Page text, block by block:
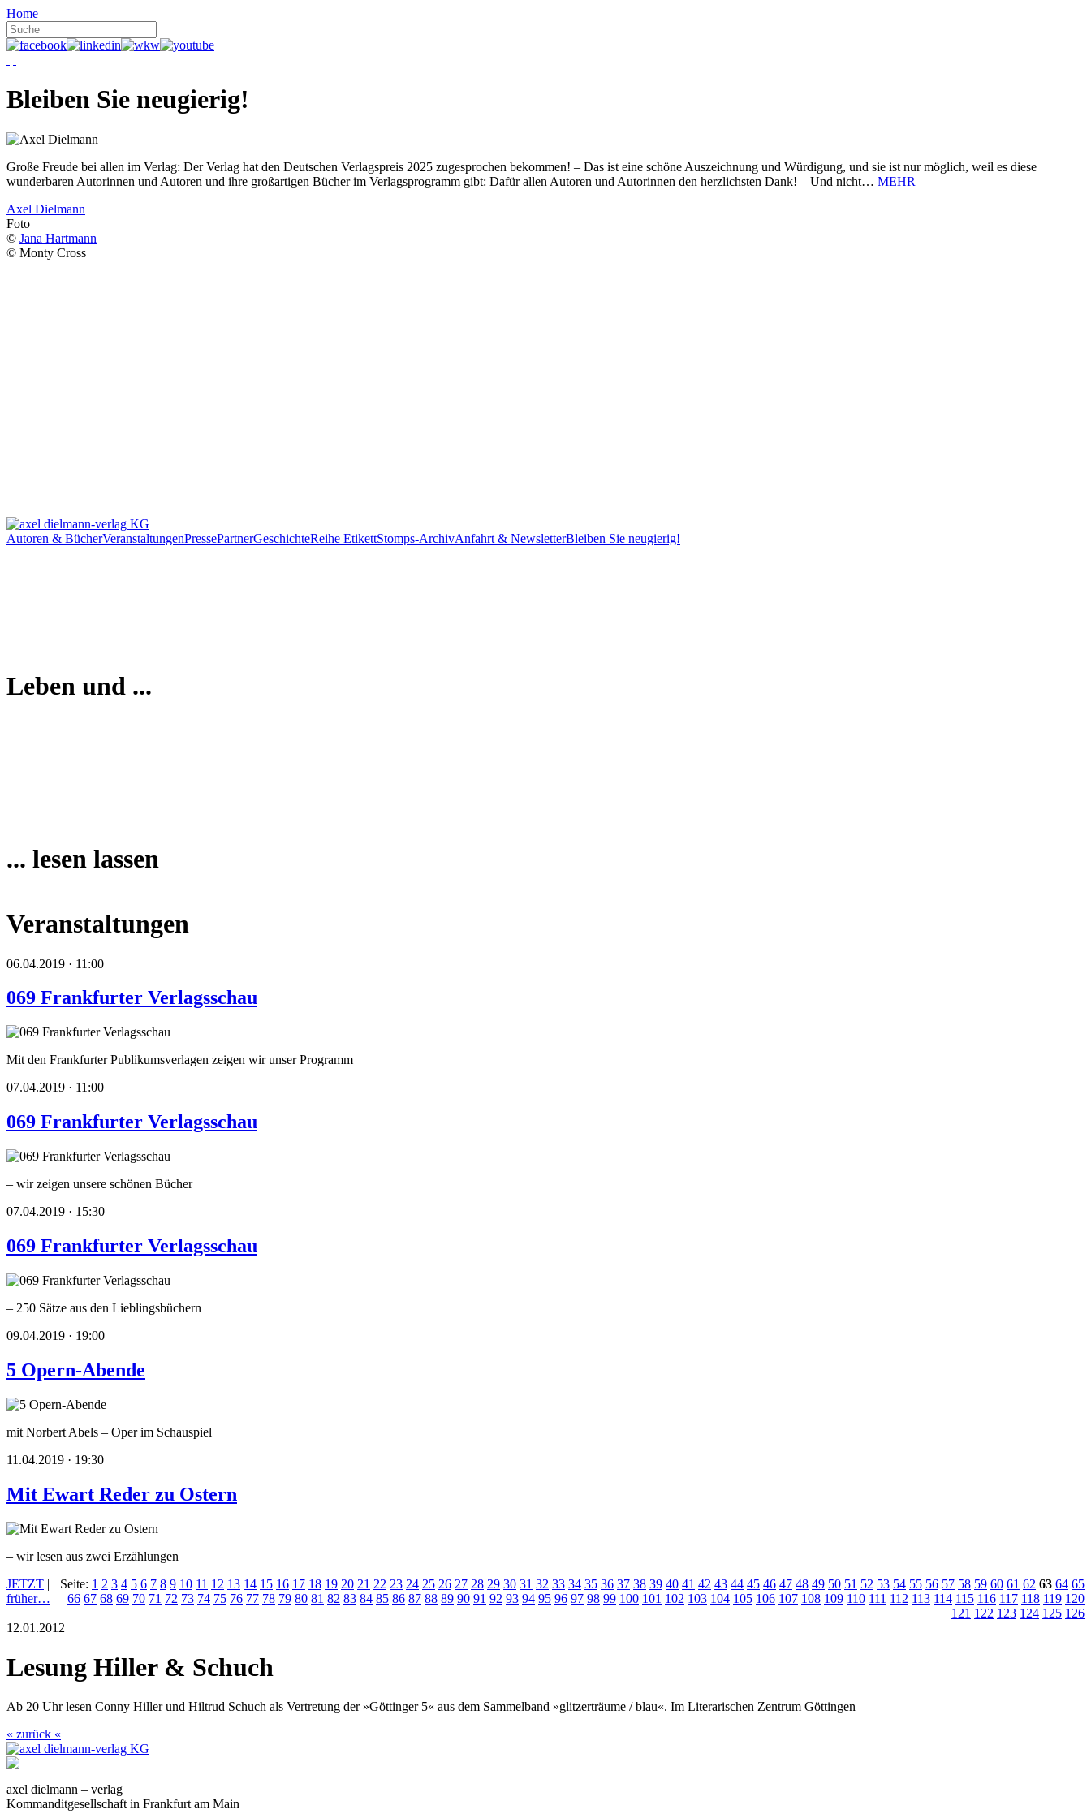
Home
Bleiben Sie neugierig!
Große Freude bei allen im Verlag: Der Verlag hat den Deutschen Verlagspreis 2025 zugesprochen bekommen! – Das ist eine schöne Auszeichnung und Würdigung, und sie ist nur möglich, weil es diese
wunderbaren Autorinnen und Autoren und ihre großartigen Bücher im Verlagsprogramm gibt: Dafür allen Autoren und Autorinnen den herzlichsten Dank! – Und nicht… MEHR
Axel Dielmann
Foto
© Jana Hartmann
© Monty Cross
Autoren & BücherVeranstaltungenPressePartnerGeschichteReihe EtikettStomps-ArchivAnfahrt & NewsletterBleiben Sie neugierig!
Leben und ...
... lesen lassen
Veranstaltungen
06.04.2019 · 11:00
069 Frankfurter Verlagsschau
Mit den Frankfurter Publikumsverlagen zeigen wir unser Programm
07.04.2019 · 11:00
069 Frankfurter Verlagsschau
– wir zeigen unsere schönen Bücher
07.04.2019 · 15:30
069 Frankfurter Verlagsschau
– 250 Sätze aus den Lieblingsbüchern
09.04.2019 · 19:00
5 Opern-Abende
mit Norbert Abels – Oper im Schauspiel
11.04.2019 · 19:30
Mit Ewart Reder zu Ostern
– wir lesen aus zwei Erzählungen
JETZT |
früher…
Seite: 1 2 3 4 5 6 7 8 9 10 11 12 13 14 15 16 17 18 19 20 21 22 23 24 25 26 27 28 29 30 31 32 33 34 35 36 37 38 39 40 41 42 43 44 45 46 47 48 49 50 51 52 53 54 55 56 57 58 59 60 61 62 63 64 65
66 67 68 69 70 71 72 73 74 75 76 77 78 79 80 81 82 83 84 85 86 87 88 89 90 91 92 93 94 95 96 97 98 99 100 101 102 103 104 105 106 107 108 109 110 111 112 113 114 115 116 117 118 119 120
121 122 123 124 125 126
12.01.2012
Lesung Hiller & Schuch
Ab 20 Uhr lesen Conny Hiller und Hiltrud Schuch als Vertretung der »Göttinger 5« aus dem Sammelband »glitzerträume / blau«. Im Literarischen Zentrum Göttingen
« zurück «
axel dielmann – verlag
Kommanditgesellschaft in Frankfurt am Main